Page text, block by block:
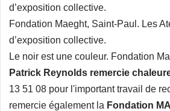
d’exposition collective.
Fondation Maeght, Saint-Paul. Les
d’exposition collective.
Le noir est une couleur. Fondation
Patrick Reynolds remercie
13 51 08 pour l'important travail de
remercie également la Fondation